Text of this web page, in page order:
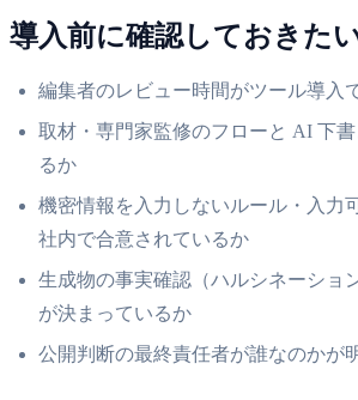
導入前に確認しておきた
編集者のレビュー時間がツール導入
取材・専門家監修のフローと AI 下
るか
機密情報を入力しないルール・入力
社内で合意されているか
生成物の事実確認（ハルシネーショ
が決まっているか
公開判断の最終責任者が誰なのかが